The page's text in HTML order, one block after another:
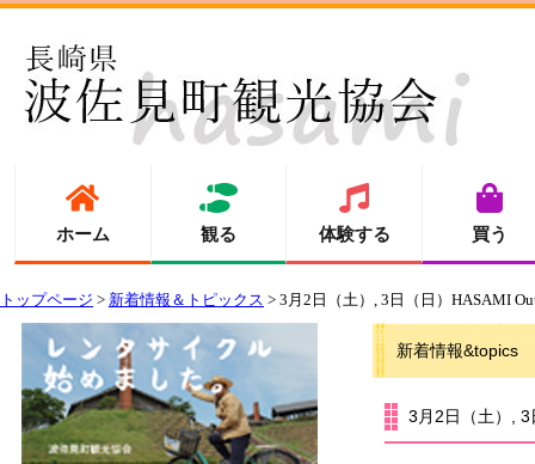
ホーム 観る 体験する 買う
トップページ > 新着情報＆トピックス > 3月2日（土）, 3日（日）HASAMI
新着情報&topics
3月2日（土）, 3